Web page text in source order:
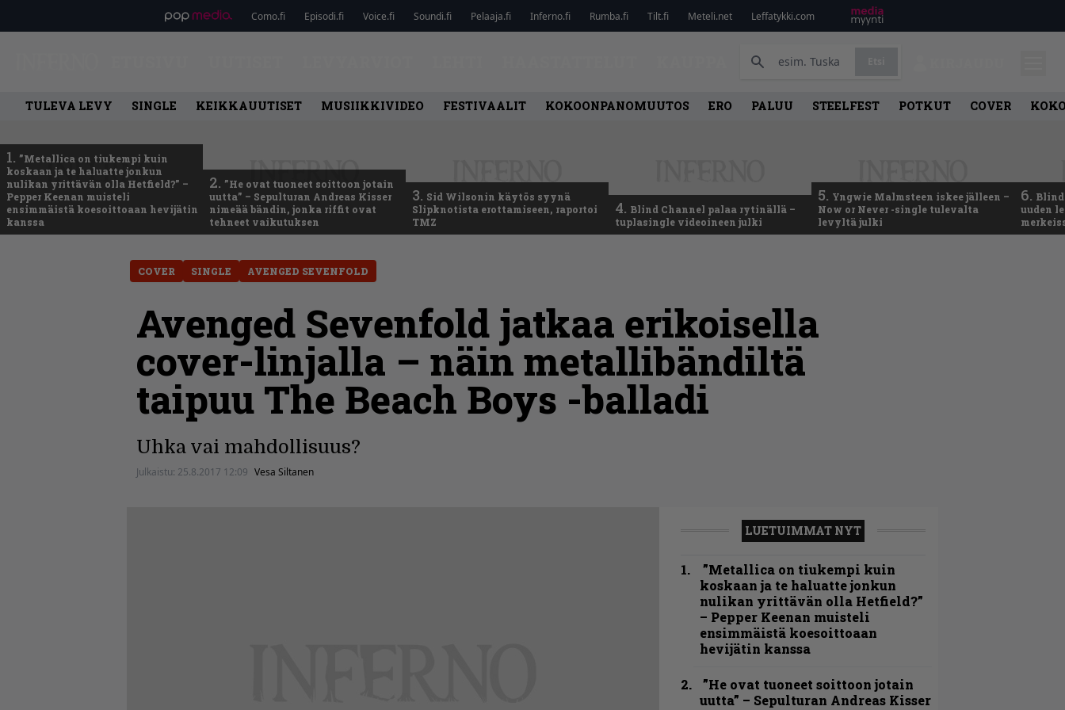
Como.fi Episodi.fi Voice.fi Soundi.fi Pelaaja.fi Inferno.fi Rumba.fi Tilt.fi Meteli.net Leffatykki.com
TULEVA LEVY SINGLE KEIKKAUUTISET MUSIIKKIVIDEO FESTIVAALIT KOKOONPANOMUUTOS ERO PALUU STEELFEST POTKUT COVER
1. ”Metallica on tiukempi kuin
koskaan ja te haluatte jonkun
nulikan yrittävän olla Hetfield?” –
Pepper Keenan muisteli
ensimmäistä koesoittoaan hevijätin
kanssa
2. ”He ovat tuoneet soittoon jotain
uutta” – Sepulturan Andreas Kisser
nimeää bändin, jonka riffit ovat
tehneet vaikutuksen
3. Sid Wilsonin käytös syynä
Slipknotista erottamiseen, raportoi
TMZ
4. Blind Channel palaa rytinällä –
tuplasingle videoineen julki
5. Yngwie Malmsteen iskee jälleen –
Now or Never -single tulevalta
levyltä julki
6.
uuden
COVER SINGLE AVENGED SEVENFOLD
Avenged Sevenfold jatkaa erikoisella
cover-linjalla – näin metallibändiltä
taipuu The Beach Boys -balladi
Uhka vai mahdollisuus?
Julkaistu: 25.8.2017 12:09 Vesa Siltanen
LUETUIMMAT NYT
”Metallica on tiukempi kuin
koskaan ja te haluatte jonkun
nulikan yrittävän olla Hetfield?”
– Pepper Keenan muisteli
ensimmäistä koesoittoaan
hevijätin kanssa
”He ovat tuoneet soittoon jotain
uutta” – Sepulturan Andreas Kisser